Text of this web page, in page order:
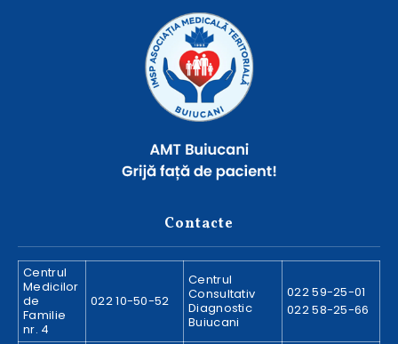
Contacte
Centrul
Medicilor
de
Familie
nr. 4
022 10-50-52
Centrul
Consultativ
Diagnostic
Buiucani
022 59-25-01
022 58-25-66